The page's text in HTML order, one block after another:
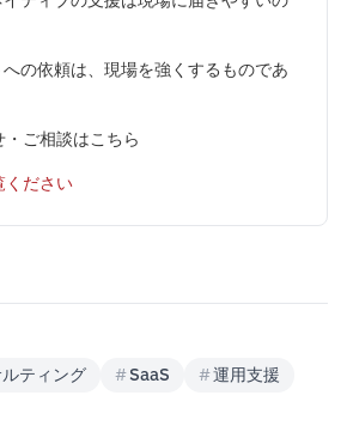
の依頼は、現場を強くするものであ
ご相談はこちら
ください
ティング #SaaS #運用支援